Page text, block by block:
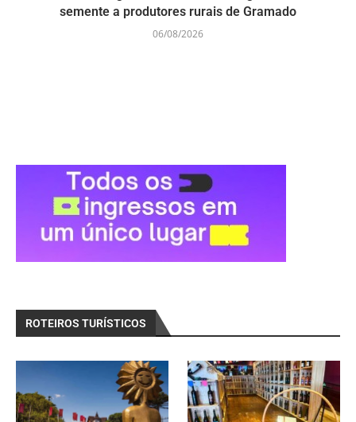
semente a produtores rurais de Gramado
06/08/2026
ROTEIROS TURÍSTICOS